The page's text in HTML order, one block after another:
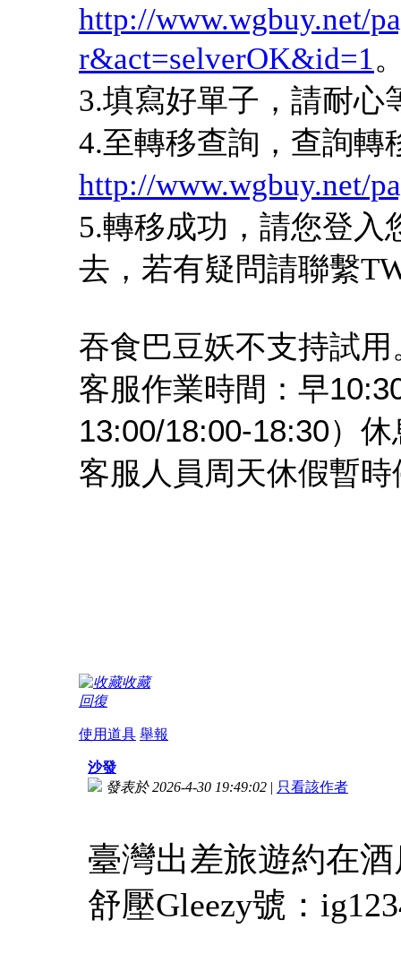
http://www.wgbuy.net/
r&act=selverOK&id=1
3.填寫好單子，請耐心
4.至轉移查詢，查詢轉
http://www.wgbuy.net/
5.轉移成功，請您登入
去，若有疑問請聯繫
吞食巴豆妖不支持試用
客服作業時間：早
13:00/18:00-18:30）
客服人員周天休假暫
收藏
回復
使用道具 舉報
沙發
發表於 2026-4-30 19:49:02 | 只看該作者
臺灣出差旅遊約在酒
舒壓Gleezy號：